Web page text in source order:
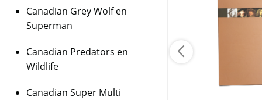
Dit artikel wordt in
De munten worden
zijn de munten
munten/capsules
melkvlekken
Canadian Grey Wolf en
Superman
Canadian Predators en
Wildlife
Canadian Super Multi